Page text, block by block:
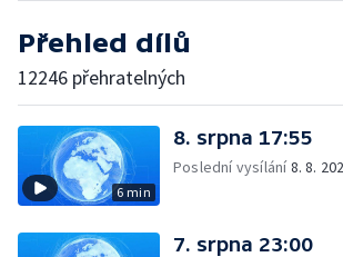
Přehled dílů
12246 přehratelných
6 min
8. srpna 17:55
Poslední vysílání8. 8.
7. srpna 23:00